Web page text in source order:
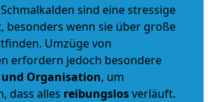
sind eine stressige
besonders wenn sie über große
Umzüge von
erfordern jedoch besondere
Organisation, um
dass alles reibungslosverläuft.